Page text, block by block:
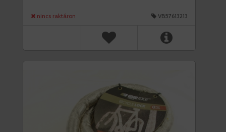
nincs raktáron VB57613213